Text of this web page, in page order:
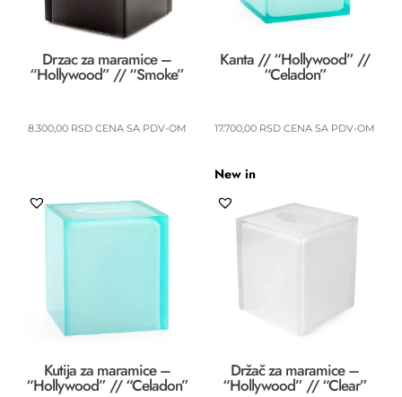
Drzac za maramice –
“Hollywood” // “Smoke”
8.300,00 RSD CENA SA PDV-OM
Kanta // “Hollywood” //
“Celadon”
17.700,00 RSD CENA SA PDV-OM
Kutija za maramice –
“Hollywood” // “Celadon”
New in
Držač za maramice –
“Hollywood” // “Clear”